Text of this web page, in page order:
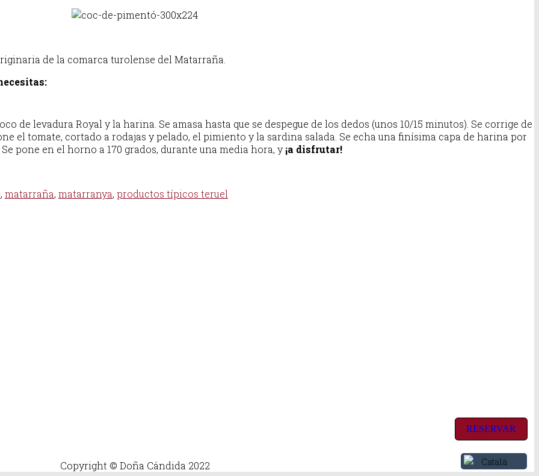
de la comarca turolense del Matarraña.
de levadura Royal y la harina. Se amasa hasta que se despegue de los dedos (unos 10/15 minutos). Se corrige de
el tomate, cortado a rodajas y pelado, el pimiento y la sardina salada. Se echa una finísima capa de harina por
pone en el horno a 170 grados, durante una media hora, y ¡a disfrutar!
, matarraña, matarranya, productos típicos teruel
Català
RESERVAR
Copyright © Doña Cándida 2022